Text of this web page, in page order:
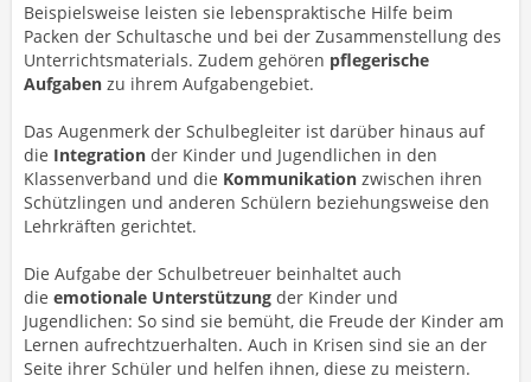
Beispielsweise leisten sie lebenspraktische Hilfe beim
Packen der Schultasche und bei der Zusammenstellung des
Unterrichtsmaterials. Zudem gehören pflegerische
Aufgaben zu ihrem Aufgabengebiet.
Das Augenmerk der Schulbegleiter ist darüber hinaus auf
die Integration der Kinder und Jugendlichen in den
Klassenverband und die Kommunikation zwischen ihren
Schützlingen und anderen Schülern beziehungsweise den
Lehrkräften gerichtet.
Die Aufgabe der Schulbetreuer beinhaltet auch
die emotionale Unterstützung der Kinder und
Jugendlichen: So sind sie bemüht, die Freude der Kinder am
Lernen aufrechtzuerhalten. Auch in Krisen sind sie an der
Seite ihrer Schüler und helfen ihnen, diese zu meistern.